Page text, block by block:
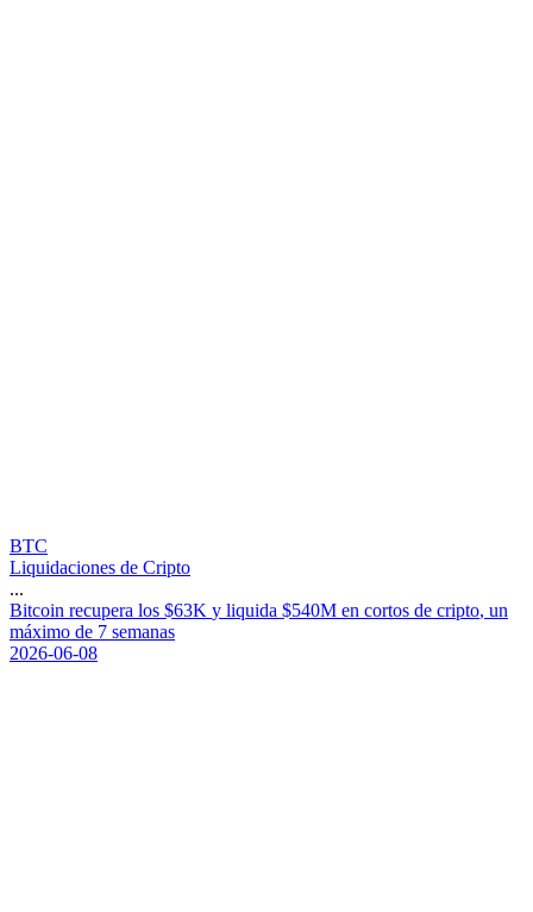
BTC
Liquidaciones de Cripto
...
Bitcoin recupera los $63K y liquida $540M en cortos de cripto, un
máximo de 7 semanas
2026-06-08